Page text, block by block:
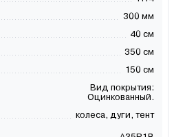
300 мм
40 см
350 см
150 см
Вид покрытия:
Оцинкованный.
колеса, дуги, тент